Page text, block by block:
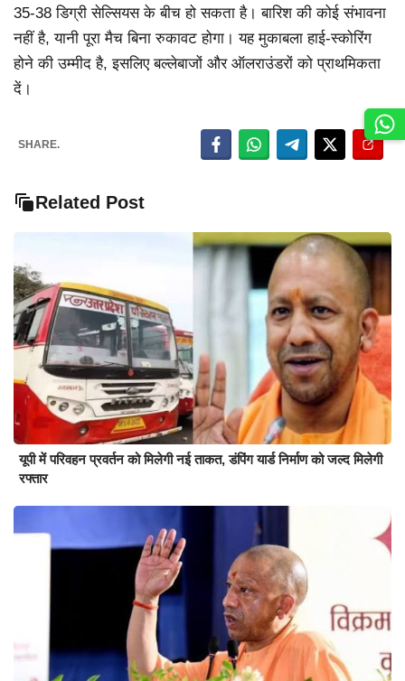
35-38 डिग्री सेल्सियस के बीच हो सकता है। बारिश की कोई संभावना
नहीं है, यानी पूरा मैच बिना रुकावट होगा। यह मुकाबला हाई-स्कोरिंग
होने की उम्मीद है, इसलिए बल्लेबाजों और ऑलराउंडरों को प्राथमिकता
दें।
SHARE.
Related Post
यूपी में परिवहन प्रवर्तन को मिलेगी नई ताकत, डंपिंग यार्ड निर्माण को जल्द मिलेगी
रफ्तार